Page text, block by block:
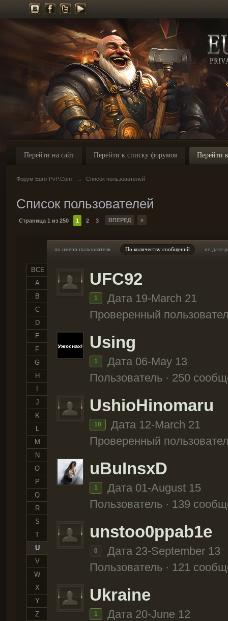
Перейти на сайт Перейти к списку форумов Перейти
Форум Euro-PvP.Com → Список пользователей
Список пользователей
Страница 1 из 250 1 2 3 ВПЕРЕД »
ВСЕ
A
B
C
D
E
F
G
H
J
K
L
M
N
O
P
Q
R
S
T
U
V
W
X
Y
Z
по имени пользователя По количеству сообщений по дате
UFC92
1
Дата 19-March 21
Проверенный
Using
1
Дата 06-May 13
Пользователь · 250
UshioHinomaru
10
Дата 12-March 21
Проверенный
uBuInsxD
1
Дата 01-August 15
Пользователь · 139
unstoo0ppab1e
0
Дата 23-September 13
Пользователь · 121
Ukraine
1
Дата 20-June 12